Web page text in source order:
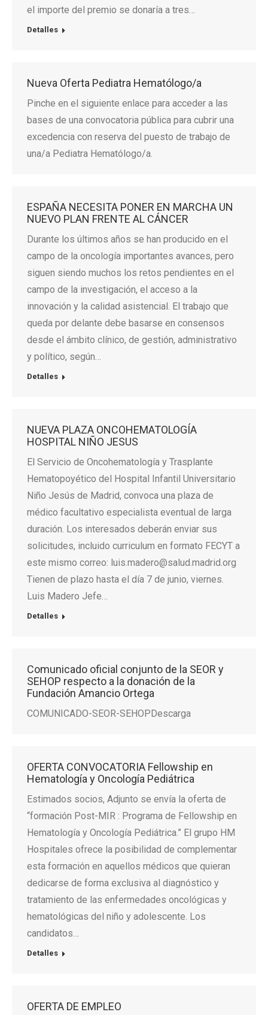
el importe del premio se donaría a tres…
Detalles
Nueva Oferta Pediatra Hematólogo/a
Pinche en el siguiente enlace para acceder a las
bases de una convocatoria pública para cubrir una
excedencia con reserva del puesto de trabajo de
una/a Pediatra Hematólogo/a.
ESPAÑA NECESITA PONER EN MARCHA UN
NUEVO PLAN FRENTE AL CÁNCER
Durante los últimos años se han producido en el
campo de la oncología importantes avances, pero
siguen siendo muchos los retos pendientes en el
campo de la investigación, el acceso a la
innovación y la calidad asistencial. El trabajo que
queda por delante debe basarse en consensos
desde el ámbito clínico, de gestión, administrativo
y político, según…
Detalles
NUEVA PLAZA ONCOHEMATOLOGÍA
HOSPITAL NIÑO JESUS
El Servicio de Oncohematología y Trasplante
Hematopoyético del Hospital Infantil Universitario
Niño Jesús de Madrid, convoca una plaza de
médico facultativo especialista eventual de larga
duración. Los interesados deberán enviar sus
solicitudes, incluido curriculum en formato FECYT a
este mismo correo: luis.madero@salud.madrid.org
Tienen de plazo hasta el día 7 de junio, viernes.
Luis Madero Jefe…
Detalles
Comunicado oficial conjunto de la SEOR y
SEHOP respecto a la donación de la
Fundación Amancio Ortega
COMUNICADO-SEOR-SEHOPDescarga
OFERTA CONVOCATORIA Fellowship en
Hematología y Oncología Pediátrica
Estimados socios, Adjunto se envía la oferta de
“formación Post-MIR : Programa de Fellowship en
Hematología y Oncología Pediátrica.” El grupo HM
Hospitales ofrece la posibilidad de complementar
esta formación en aquellos médicos que quieran
dedicarse de forma exclusiva al diagnóstico y
tratamiento de las enfermedades oncológicas y
hematológicas del niño y adolescente. Los
candidatos…
Detalles
OFERTA DE EMPLEO